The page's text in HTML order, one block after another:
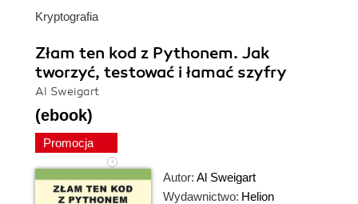
Kryptografia
Złam ten kod z Pythonem. Jak
tworzyć, testować i łamać szyfry
Al Sweigart
(ebook)
Promocja
Autor: Al Sweigart
Wydawnictwo: Helion